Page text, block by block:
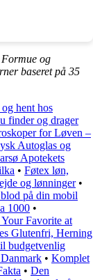
Formue og
baseret på 35
hent hos
finder og drager
for Løven –
Autoglas og
Apotekets
• Føtex løn,
og lønninger•
på din mobil
1000 •
Favorite at
Glutenfri, Herning
budgetvenlig
• Komplet
• Den